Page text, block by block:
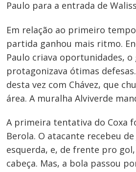
Paulo para a entrada de
Em relação ao primeiro
partida ganhou mais ritmo.
Paulo criava oportunidades,
protagonizava ótimas defesas.
desta vez com Chávez, que
área. A muralha Alviverde
A primeira tentativa do Coxa
Berola. O atacante recebeu de
esquerda, e, de frente pro
cabeça. Mas, a bola passou
Navegação
de
Post